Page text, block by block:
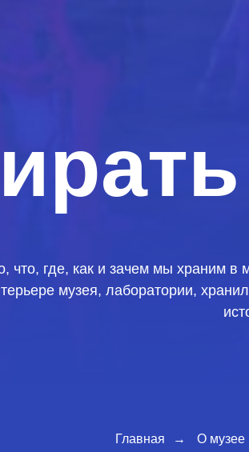
что, где, как и зачем мы храним
музея, лаборатории,
Главная → О музее